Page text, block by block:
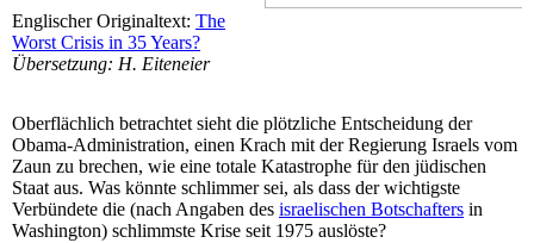
Englischer Originaltext: The
Worst Crisis in 35 Years?
Übersetzung: H. Eiteneier
Oberflächlich betrachtet sieht die plötzliche Entscheidung der
Obama-Administration, einen Krach mit der Regierung Israels vom
Zaun zu brechen, wie eine totale Katastrophe für den jüdischen
Staat aus. Was könnte schlimmer sei, als dass der wichtigste
Verbündete die (nach Angaben des israelischen Botschafters in
Washington) schlimmste Krise seit 1975 auslöste?